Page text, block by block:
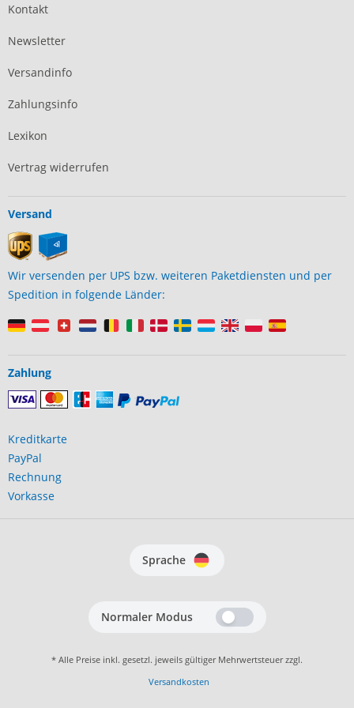
Kontakt
Newsletter
Versandinfo
Zahlungsinfo
Lexikon
Vertrag widerrufen
Versand
Wir versenden per UPS bzw. weiteren Paketdiensten und per
Spedition in folgende Länder:
Zahlung
Kreditkarte
PayPal
Rechnung
Vorkasse
Sprache
Normaler Modus
* Alle Preise inkl. gesetzl. jeweils gültiger Mehrwertsteuer zzgl.
Versandkosten